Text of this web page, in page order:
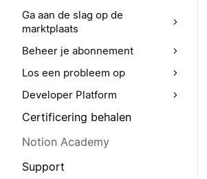
Ga aan de slag op de
marktplaats
Beheer je abonnement
Los een probleem op
Developer Platform
Certificering behalen
Notion Academy
Support